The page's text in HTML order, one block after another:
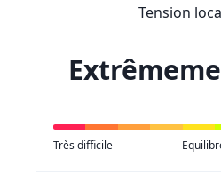
Tension
Très difficile